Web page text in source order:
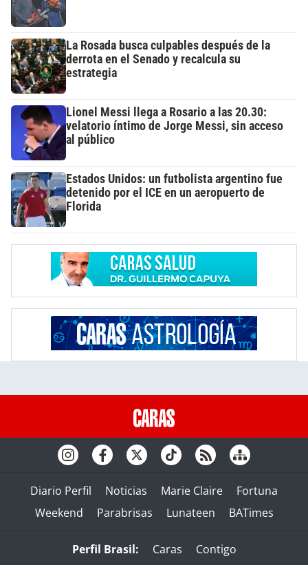
La Rosada busca culpables después de la
derrota en el Senado y recalcula su
estrategia
Lionel Messi llega a Rosario a las 20.30:
velatorio íntimo de Jorge Messi, sin acceso
al público
Estados Unidos: un futbolista argentino fue
detenido por el ICE en un aeropuerto de
Florida
Diario Perfil Noticias Marie Claire
Fortuna
Weekend
Parabrisas Lunateen BATimes
Perfil Brasil: Caras
Contigo